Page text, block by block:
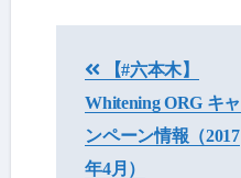
稿
ナ
【#六本木】
Whitening ORG キャ
ンペーン情報（2017
年4月）